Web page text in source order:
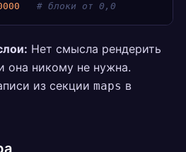
   # блоки от 0,0
Нет смысла рендерить
она никому не нужна.
из секции maps в